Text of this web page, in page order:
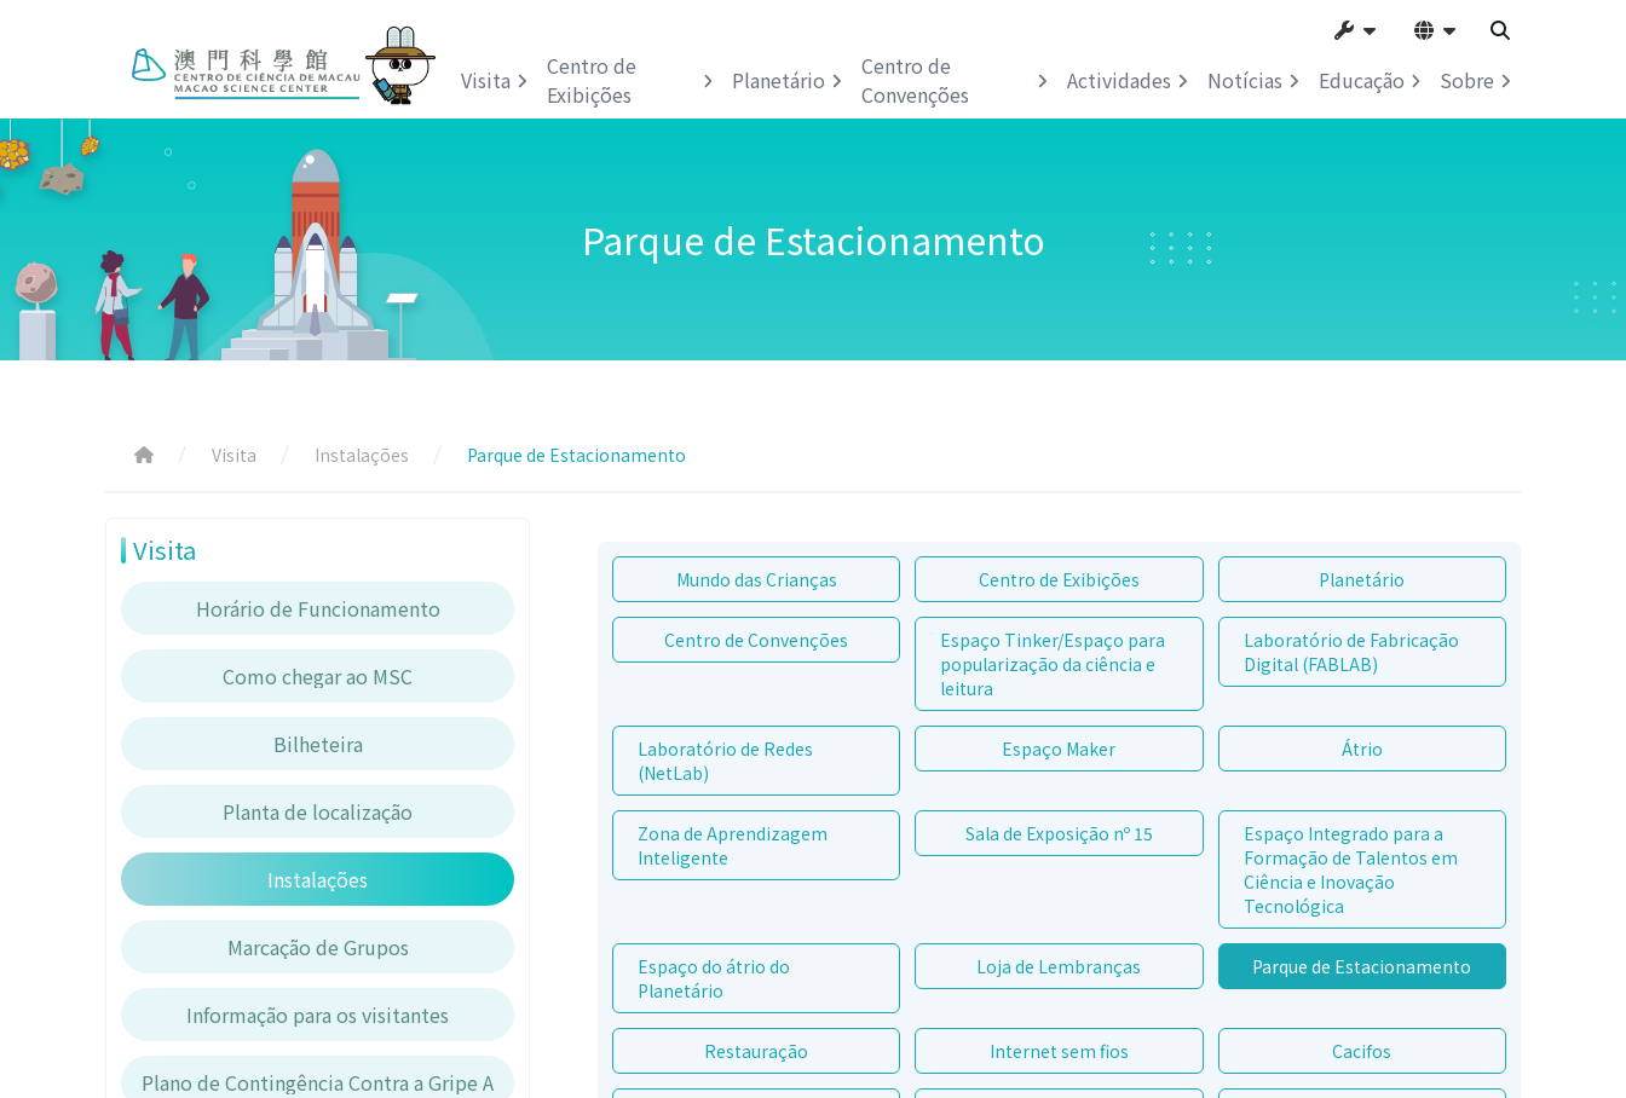
Visita
Centro de
Exibições
Planetário
Centro de
Convenções
Actividades Notícias Educação Sobre
Parque de Estacionamento
Visita Instalações Parque de Estacionamento
Visita
Horário de Funcionamento
Como chegar ao MSC
Bilheteira
Planta de localização
Instalações
Marcação de Grupos
Informação para os visitantes
Plano de Contingência Contra a Gripe A
Mundo das Crianças Centro de Exibições Planetário
Centro de Convenções
Espaço Tinker/Espaço para
popularização da ciência e
leitura
Laboratório de Fabricação
Digital (FABLAB)
Laboratório de Redes
(NetLab)
Espaço Maker Átrio
Zona de Aprendizagem
Inteligente
Sala de Exposição nº 15
Espaço Integrado para a
Formação de Talentos em
Ciência e Inovação
Tecnológica
Espaço do átrio do
Planetário
Loja de Lembranças Parque de Estacionamento
Restauração Internet sem fios Cacifos